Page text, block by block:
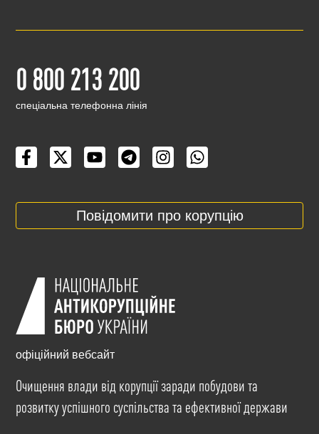
0 800 213 200
cпеціальна телефонна лінія
Повідомити про корупцію
офіційний вебсайт
Очищення влади від корупції заради побудови та
розвитку успішного суспільства та ефективної держави